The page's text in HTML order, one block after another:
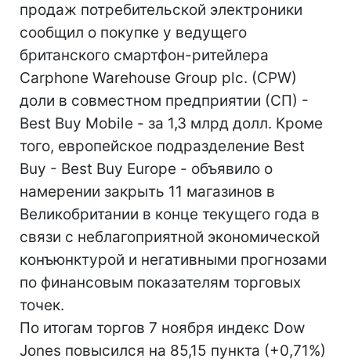
продаж потребительской электроники
сообщил о покупке у ведущего
британского смартфон-ритейлера
Carphone Warehouse Group plc. (CPW)
доли в совместном предприятии (СП) -
Best Buy Mobile - за 1,3 млрд долл. Кроме
того, европейское подразделение Best
Buy - Best Buy Europe - объявило о
намерении закрыть 11 магазинов в
Великобритании в конце текущего года в
связи с неблагоприятной экономической
конъюнктурой и негативными прогнозами
по финансовым показателям торговых
точек.
По итогам торгов 7 ноября индекс Dow
Jones повысился на 85,15 пункта (+0,71%)